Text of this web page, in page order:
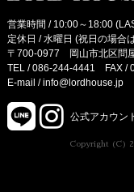
営業時間 / 10:00～18:00
定休日 / 水曜日 (祝日の場合
〒700-0977 岡山市北区問
TEL /086-244-4441 FAX /
E-mail /info@lordhouse.jp
公式アカウン
Copyright (C)